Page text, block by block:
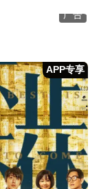
广告
APP专享